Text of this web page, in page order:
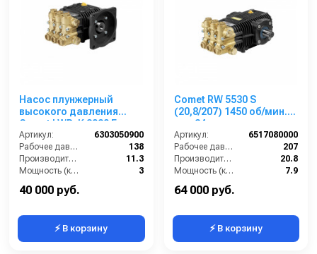
Насос плунжерный
высокого давления
Comet LWD-K 3020 E
(11,3/138) 3400 об/мин. ø
5/8” п.в.
Артикул:
6303050900
Рабочее давление (бар):
138
Производительность (л/мин):
11.3
Мощность (кВт):
3
Обороты двигателя (об/мин):
40 000 руб.
⚡ В корзину
Comet RW 5530 S
(20,8/207) 1450 об/мин.
вал 24мм
Артикул:
6517080000
Рабочее давление (бар):
207
Производительность (л/мин):
20.8
Мощность (кВт):
7.9
Обороты двигателя (об/мин):
64 000 руб.
⚡ В корзину